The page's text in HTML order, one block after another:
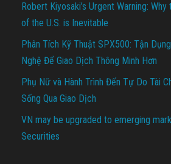
Robert Kiyosaki’s Urgent Warning:
of the U.S. is Inevitable
Phân Tích Kỹ Thuật SPX500: Tận
Nghệ Để Giao Dịch Thông Minh Hơn
Phụ Nữ và Hành Trình Đến Tự Do Tài
Sống Qua Giao Dịch
VN may be upgraded to emerging
Securities